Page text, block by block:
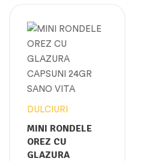
DULCIURI
MINI RONDELE
OREZ CU
GLAZURA